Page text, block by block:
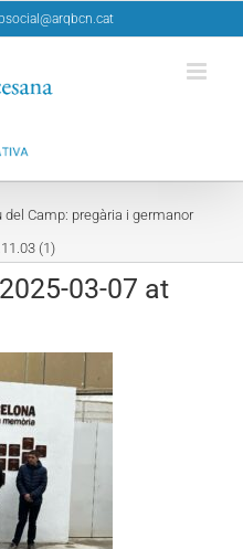
psocial@arqbcn.cat
Camp: pregària i germanor
(1)
03-07 at